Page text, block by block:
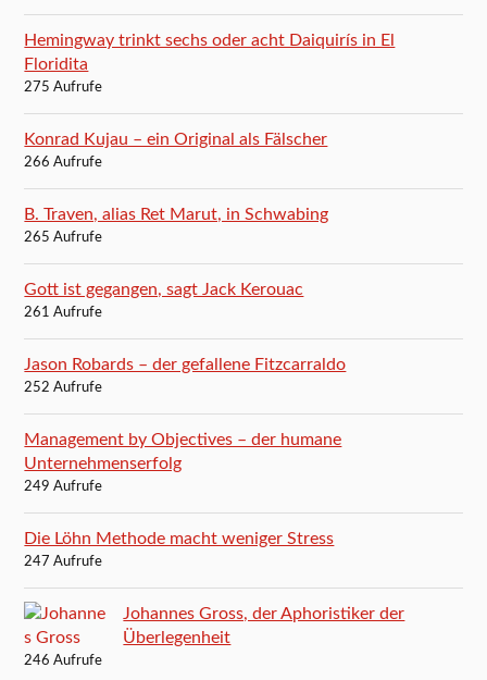
Hemingway trinkt sechs oder acht Daiquirís in El
Floridita
275 Aufrufe
Konrad Kujau – ein Original als Fälscher
266 Aufrufe
B. Traven, alias Ret Marut, in Schwabing
265 Aufrufe
Gott ist gegangen, sagt Jack Kerouac
261 Aufrufe
Jason Robards – der gefallene Fitzcarraldo
252 Aufrufe
Management by Objectives – der humane
Unternehmenserfolg
249 Aufrufe
Die Löhn Methode macht weniger Stress
247 Aufrufe
Johannes Gross, der Aphoristiker der
Überlegenheit
246 Aufrufe